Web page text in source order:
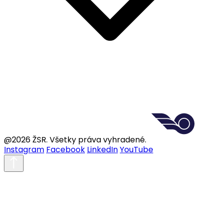
@2026 ŽSR. Všetky práva vyhradené.
Instagram Facebook LinkedInYouTube